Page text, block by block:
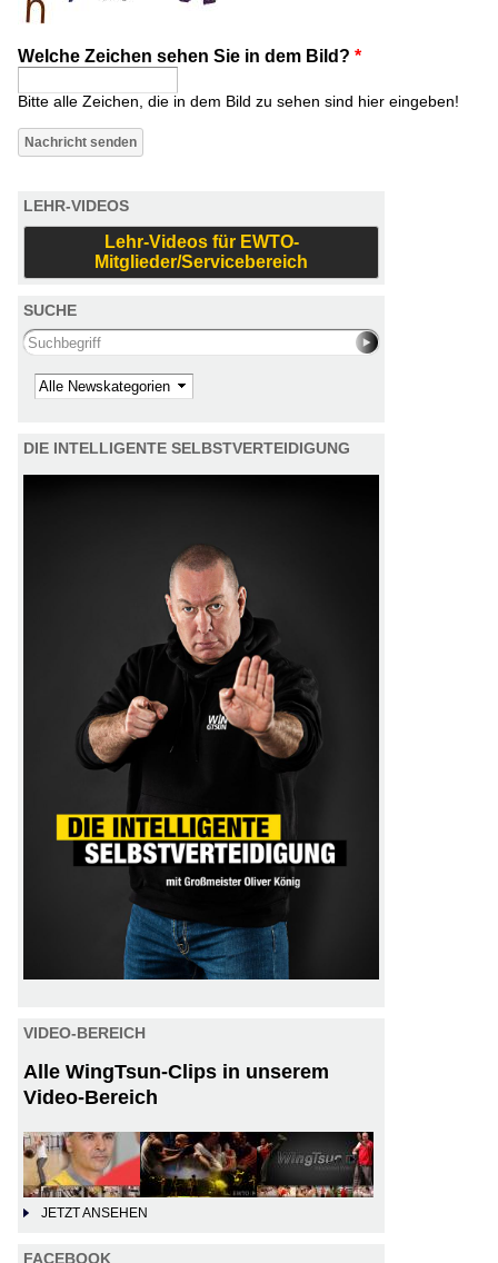
Welche Zeichen sehen Sie in dem Bild? *
Bitte alle Zeichen, die in dem Bild zu sehen sind hier eingeben!
LEHR-VIDEOS
Lehr-Videos für EWTO-
Mitglieder/Servicebereich
SUCHE
Search this site
Kategorie
DIE INTELLIGENTE SELBSTVERTEIDIGUNG
VIDEO-BEREICH
Alle WingTsun-Clips in unserem
Video-Bereich
JETZT ANSEHEN
FACEBOOK